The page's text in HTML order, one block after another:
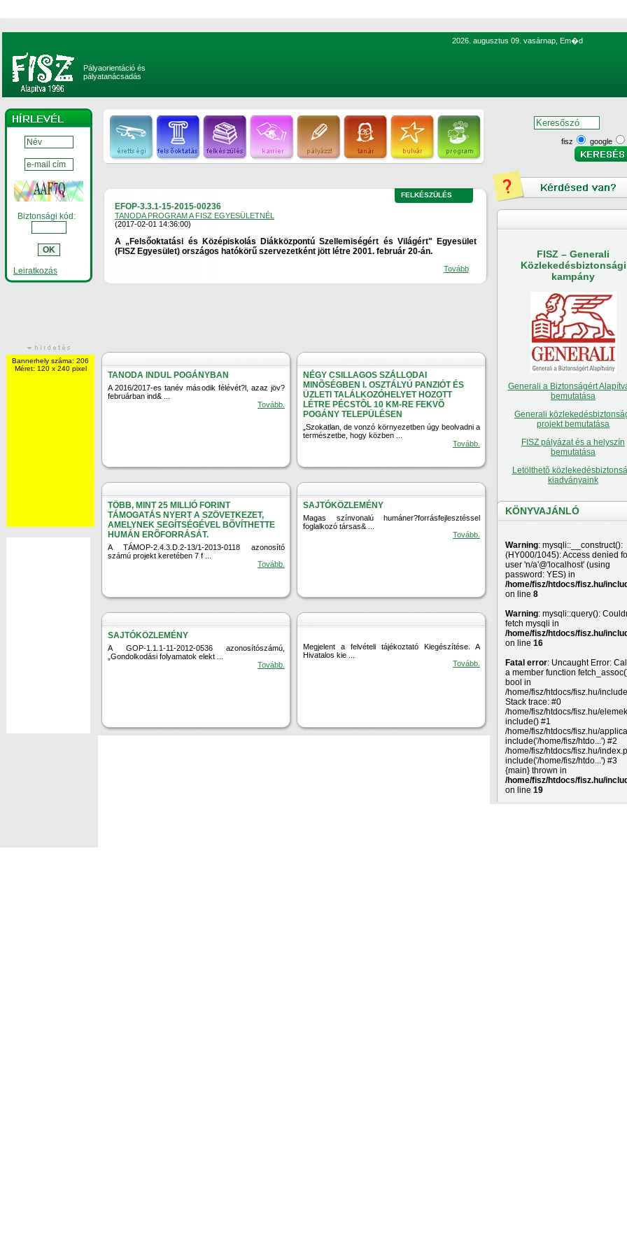
2026. augusztus 09. vasárnap, Em�d
Pályaorientáció és
pályatanácsadás
Biztonsági kód:
Leiratkozás
Bannerhely száma: 206
Méret: 120 x 240 pixel
FELKÉSZÜLÉS
EFOP-3.3.1-15-2015-00236
TANODA PROGRAM A FISZ EGYESÜLETNÉL
(2017-02-01 14:36:00)
A „Felsőoktatási és Középiskolás Diákközpontú Szellemiségért és Világért" Egyesület
(FISZ Egyesület) országos hatókörű szervezetként jött létre 2001. február 20-án.
Tovább
TANODA INDUL POGÁNYBAN
A 2016/2017-es tanév második félévét?l, azaz jöv?
februárban ind& ...
Tovább.
NÉGY CSILLAGOS SZÁLLODAI
MINÕSÉGBEN I. OSZTÁLYÚ PANZIÓT ÉS
ÜZLETI TALÁLKOZÓHELYET HOZOTT
LÉTRE PÉCSTÕL 10 KM-RE FEKVÕ
POGÁNY TELEPÜLÉSEN
„Szokatlan, de vonzó környezetben úgy beolvadni a
természetbe, hogy közben ...
Tovább.
TÖBB, MINT 25 MILLIÓ FORINT
TÁMOGATÁS NYERT A SZÖVETKEZET,
AMELYNEK SEGÍTSÉGÉVEL BÕVÍTHETTE
HUMÁN ERÕFORRÁSÁT.
A TÁMOP-2.4.3.D.2-13/1-2013-0118 azonosító
számú projekt keretében 7 f ...
Tovább.
SAJTÓKÖZLEMÉNY
Magas színvonalú humáner?forrásfejlesztéssel
foglalkozó társas& ...
Tovább.
SAJTÓKÖZLEMÉNY
A GOP-1.1.1-11-2012-0536 azonosítószámú,
„Gondolkodási folyamatok elekt ...
Tovább.
Megjelent a felvételi tájékoztató Kiegészítése. A
Hivatalos kie ...
Tovább.
fisz google
FISZ – Generali
Közlekedésbiztonsági
kampány
Generali a Biztonságért
bemutatása
Generali
projekt bemutatása
FISZ pályázat és a helyszín
bemutatása
Letölthetõ
kiadványaink
KÖNYVAJÁNLÓ
Warning: mysqli::__construct():
(HY000/1045): Access denied
user 'n/a'@'localhost' (using
password: YES) in
/home/fisz/htdocs/fisz.hu/
on line 8
Warning: mysqli::query():
fetch mysqli in
/home/fisz/htdocs/fisz.hu/
on line 16
Fatal error: Uncaught Error:
a member function
bool in
/home/fisz/htdocs/fisz.hu/
Stack trace: #0
/home/fisz/htdocs/fisz.hu/
include() #1
/home/fisz/htdocs/fisz.hu/
include('/home/fisz/htdo...') #2
/home/fisz/htdocs/fisz.hu/
include('/home/fisz/htdo...') #3
{main} thrown in
/home/fisz/htdocs/fisz.hu/
on line 19